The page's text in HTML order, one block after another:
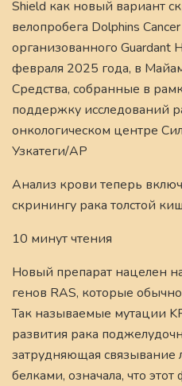
Shield как новый вариант
велопробега Dolphins
организованного Guardant
февраля 2025 года, в
Средства, собранные в
поддержку исследований
онкологическом центре
Узкатеги/AP
Анализ крови теперь
скринингу рака толстой
10 минут чтения
Новый препарат нацелен
генов RAS, которые
Так называемые мутации
развития рака
затрудняющая связывание
белками, означала, что